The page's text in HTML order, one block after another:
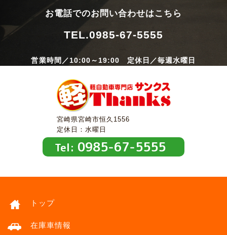
お電話でのお問い合わせはこちら
TEL.0985-67-5555
営業時間／10:00～19:00 定休日／毎週水曜日
宮崎県宮崎市恒久1556
定休日：水曜日
Tel: 0985-67-5555
トップ
在庫車情報